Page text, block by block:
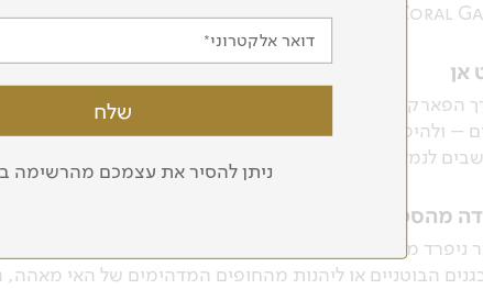
אן
– ולהיפרד מהנופים התת מימיים של סיישל. לאחר ארוחת
לנמל ויקטוריה, לעגון במשך הלילה האחרון.
מהספינה, טיסות ארצה
ניפרד מהספינה ונעבור לשדה התעופה, או אם לו"ז הטיסות
הבוטניים או ליהנות מהחופים המדהימים של האי מאהה,
דואר אלקטרוני
ניתן להסיר את עצמכם מהרשימה